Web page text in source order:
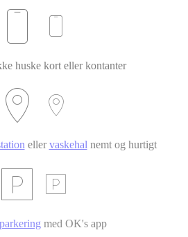
huske kort eller kontanter
eller vaskehal nemt og hurtigt
parkering med OK's app